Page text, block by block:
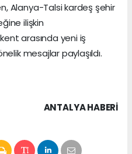
Alanya-Talsi kardeş şehir
ilişkin
arasında yeni iş
mesajlar paylaşıldı.
ANTALYA HABERİ